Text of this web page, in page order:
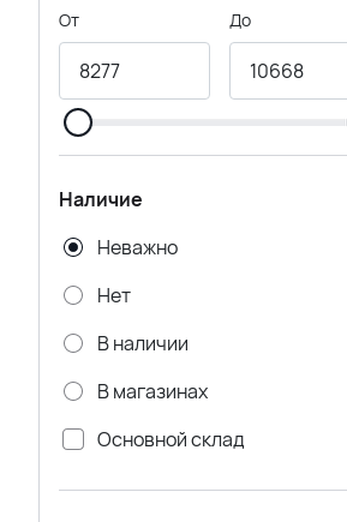
От До
Наличие
Неважно
Нет
В наличии
В магазинах
Основной склад
Удаленный склад CADENCE